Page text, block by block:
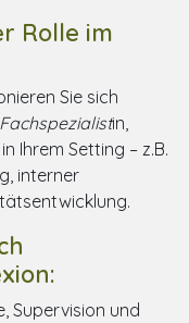
Rolle im
Sie sich
in,
Ihrem Setting – z.B.
interner
Supervision und